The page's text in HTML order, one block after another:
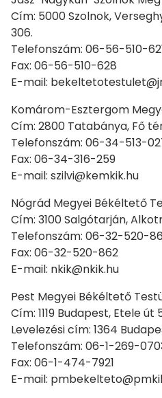
Cím: 5000 Szolnok,
306.
Telefonszám: 06-56-510-
Fax: 06-56-510-628
E-mail:
Komárom-Esztergom
Cím: 2800 Tatabánya, Fő
Telefonszám: 06-34-513-
Fax: 06-34-316-259
E-mail: szilvi@kemkik.hu
Nógrád Megyei Békéltető
Cím: 3100 Salgótarján,
Telefonszám: 06-32-520-
Fax: 06-32-520-862
E-mail: nkik@nkik.hu
Pest Megyei Békéltető
Cím: 1119 Budapest, Etele út
Levelezési cím: 1364
Telefonszám: 06-1-269-
Fax: 06-1-474-7921
E-mail: